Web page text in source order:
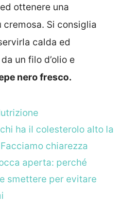
ottenere una
cremosa. Si consiglia
calda ed
un filo d’olio e
nero fresco.
ha il colesterolo alto la
chiarezza
aperta: perché
smettere per evitare